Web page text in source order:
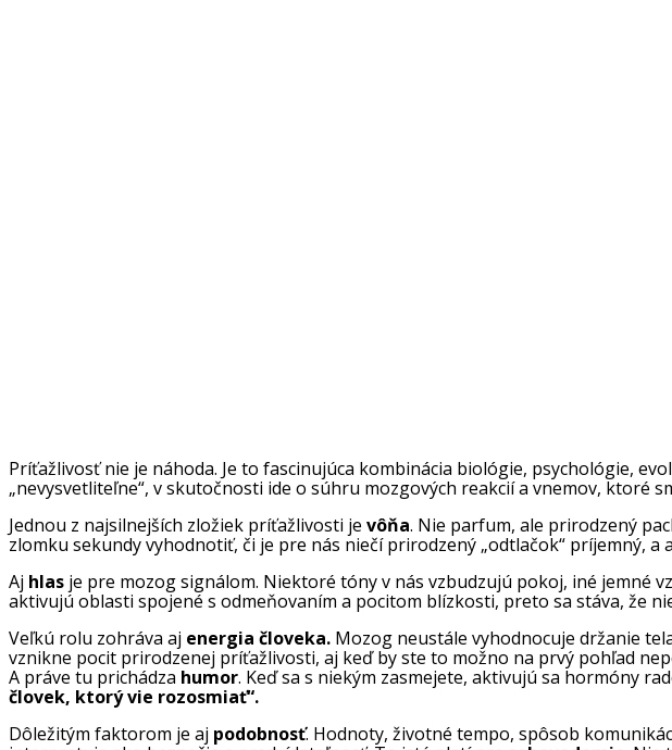
Príťažlivosť nie je náhoda. Je to fascinujúca kombinácia biológie, psychológie,
„nevysvetliteľne“, v skutočnosti ide o súhru mozgových reakcií a vnemov, ktoré
Jednou z najsilnejších zložiek príťažlivosti je vôňa. Nie parfum, ale prirodzený
zlomku sekundy vyhodnotiť, či je pre nás niečí prirodzený „odtlačok“ príjemný,
Aj hlas je pre mozog signálom. Niektoré tóny v nás vzbudzujú pokoj, iné jemné
aktivujú oblasti spojené s odmeňovaním a pocitom blízkosti, preto sa stáva, že
Veľkú rolu zohráva aj energia človeka. Mozog neustále vyhodnocuje držanie
vznikne pocit prirodzenej príťažlivosti, aj keď by ste to možno na prvý pohľad
A práve tu prichádza humor. Keď sa s niekým zasmejete, aktivujú sa hormóny
človek, ktorý vie rozosmiať“.
Dôležitým faktorom je aj podobnosť. Hodnoty, životné tempo, spôsob